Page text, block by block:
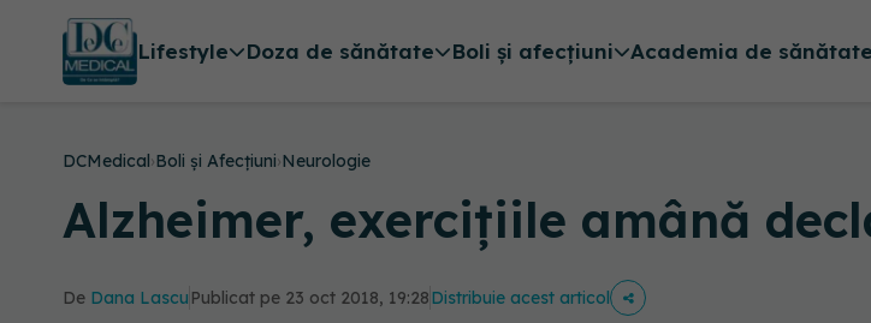
Lifestyle Doza de sănătate Boli și afecțiuni Academia de sănătate
DCMedical›Boli și Afecțiuni›Neurologie
Alzheimer, exercițiile amână
De Dana Lascu Publicat pe 23 oct 2018, 19:28Distribuie acest articol